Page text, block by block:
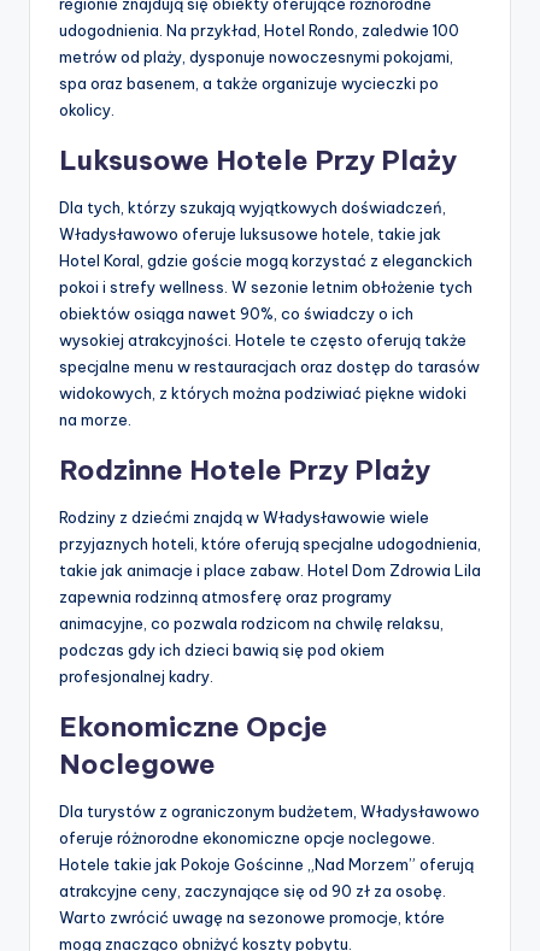
udogodnienia. Na przykład, Hotel Rondo, zaledwie 100
metrów od plaży, dysponuje nowoczesnymi pokojami,
spa oraz basenem, a także organizuje wycieczki po
okolicy.
Luksusowe Hotele Przy Plaży
Dla tych, którzy szukają wyjątkowych doświadczeń,
Władysławowo oferuje luksusowe hotele, takie jak
Hotel Koral, gdzie goście mogą korzystać z eleganckich
pokoi i strefy wellness. W sezonie letnim obłożenie tych
obiektów osiąga nawet 90%, co świadczy o ich
wysokiej atrakcyjności. Hotele te często oferują także
specjalne menu w restauracjach oraz dostęp do tarasów
widokowych, z których można podziwiać piękne widoki
na morze.
Rodzinne Hotele Przy Plaży
Rodziny z dziećmi znajdą w Władysławowie wiele
przyjaznych hoteli, które oferują specjalne udogodnienia,
takie jak animacje i place zabaw. Hotel Dom Zdrowia Lila
zapewnia rodzinną atmosferę oraz programy
animacyjne, co pozwala rodzicom na chwilę relaksu,
podczas gdy ich dzieci bawią się pod okiem
profesjonalnej kadry.
Ekonomiczne Opcje
Noclegowe
Dla turystów z ograniczonym budżetem, Władysławowo
oferuje różnorodne ekonomiczne opcje noclegowe.
Hotele takie jak Pokoje Gościnne „Nad Morzem” oferują
atrakcyjne ceny, zaczynające się od 90 zł za osobę.
Warto zwrócić uwagę na sezonowe promocje, które
mogą znacząco obniżyć koszty pobytu.